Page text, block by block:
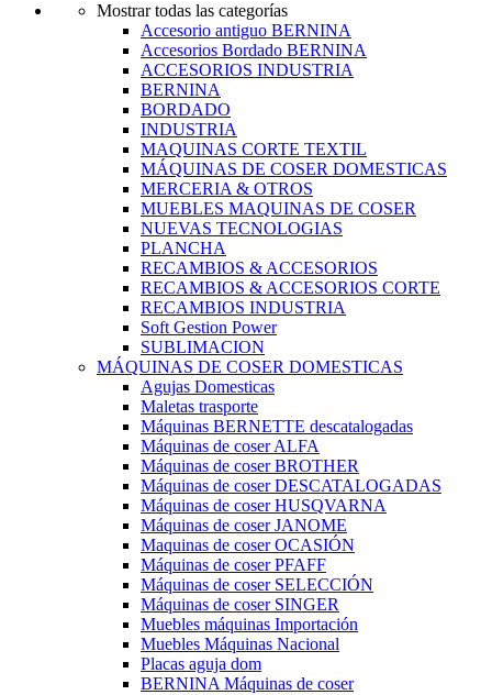
Mostrar todas las categorías
Accesorio antiguo BERNINA
Accesorios Bordado BERNINA
ACCESORIOS INDUSTRIA
BERNINA
BORDADO
INDUSTRIA
MAQUINAS CORTE TEXTIL
MÁQUINAS DE COSER DOMESTICAS
MERCERIA & OTROS
MUEBLES MAQUINAS DE COSER
NUEVAS TECNOLOGIAS
PLANCHA
RECAMBIOS & ACCESORIOS
RECAMBIOS & ACCESORIOS CORTE
RECAMBIOS INDUSTRIA
Soft Gestion Power
SUBLIMACION
MÁQUINAS DE COSER DOMESTICAS
Agujas Domesticas
Maletas trasporte
Máquinas BERNETTE descatalogadas
Máquinas de coser ALFA
Máquinas de coser BROTHER
Máquinas de coser DESCATALOGADAS
Máquinas de coser HUSQVARNA
Máquinas de coser JANOME
Maquinas de coser OCASIÓN
Máquinas de coser PFAFF
Máquinas de coser SELECCIÓN
Máquinas de coser SINGER
Muebles máquinas Importación
Muebles Máquinas Nacional
Placas aguja dom
BERNINA Máquinas de coser